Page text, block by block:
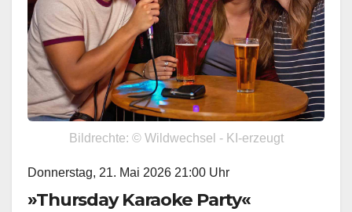
Bildrechte: © Wildwechsel - KI-erzeugt
Donnerstag, 21. Mai 2026 21:00 Uhr
»Thursday Karaoke Party«